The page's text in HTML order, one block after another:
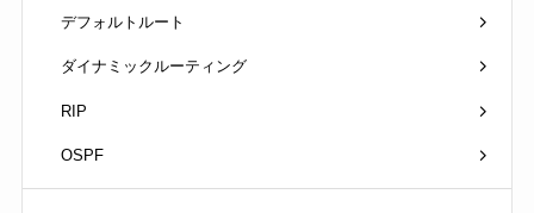
デフォルトルート
ダイナミックルーティング
RIP
OSPF